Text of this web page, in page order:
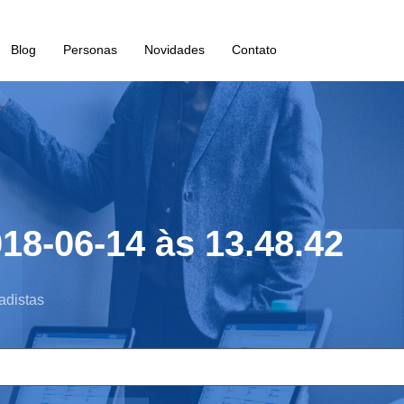
Blog Personas Novidades Contato
06-14 às 13.48.42